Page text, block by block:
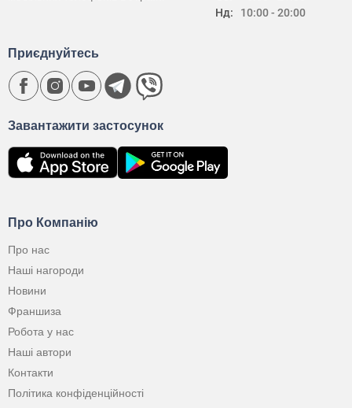
Нд:
10:00 - 20:00
Про Компанію
Про нас
Наші нагороди
Новини
Франшиза
Робота у нас
Наші автори
Контакти
Політика конфіденційності
Завантажити застосунок
Приєднуйтесь